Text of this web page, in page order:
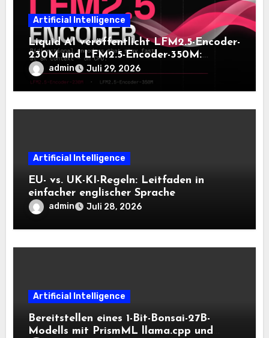
Artificial Intelligence
Liquid AI veröffentlicht LFM2.5-Encoder-
230M und LFM2.5-Encoder-350M:
Bidirektionale Encoder, die bei 8K-
Kontext auf der CPU schnell bleiben
admin Juli 29, 2026
Artificial Intelligence
EU- vs. UK-KI-Regeln: Leitfaden in
einfacher englischer Sprache
admin Juli 28, 2026
Artificial Intelligence
Bereitstellen eines 1-Bit-Bonsai-27B-
Modells mit PrismML llama.cpp und